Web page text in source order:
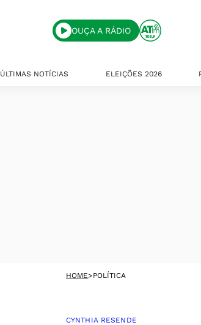
OUÇA A RÁDIO
ÚLTIMAS NOTÍCIAS ELEIÇÕES 2026
HOME>POLÍTICA
CYNTHIA RESENDE